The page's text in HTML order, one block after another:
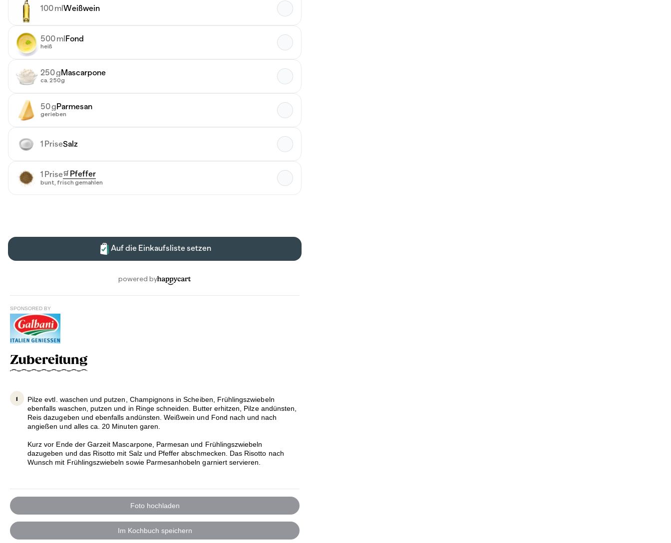
SPONSORED BY
Zubereitung
Pilze evtl. waschen und putzen, Champignons in Scheiben, Frühlingszwiebeln
ebenfalls waschen, putzen und in Ringe schneiden. Butter erhitzen, Pilze andünsten,
Reis dazugeben und ebenfalls andünsten. Weißwein und Fond nach und nach
angießen und alles ca. 20 Minuten garen.
Kurz vor Ende der Garzeit Mascarpone, Parmesan und Frühlingszwiebeln
dazugeben und das Risotto mit Salz und Pfeffer abschmecken. Das Risotto nach
Wunsch mit Frühlingszwiebeln sowie Parmesanhobeln garniert servieren.
Foto hochladen
Im Kochbuch speichern